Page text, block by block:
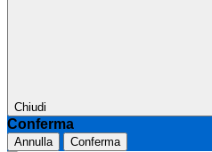
Chiudi
Conferma
Annulla Conferma